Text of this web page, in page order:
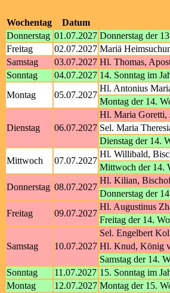
Wochentag
Datum
Donnerstag 01.07.2027 Donnerstag der
Freitag
02.07.2027 Mariä
Samstag
03.07.2027 Hl. Thomas,
Sonntag
04.07.2027 14. Sonntag im
Montag
05.07.2027
Hl. Antonius
Montag der 14.
Dienstag 06.07.2027
Hl. Maria Goretti,
Sel. Maria
Dienstag der 14.
Mittwoch
07.07.2027
Hl. Willibald,
Mittwoch der 14.
Donnerstag 08.07.2027
Hl. Kilian,
Donnerstag der
Freitag
09.07.2027
Hl. Augustinus
Freitag der 14.
Samstag 10.07.2027
Sel. Engelbert
Hl. Knud, König
Samstag der 14.
Sonntag
11.07.2027 15. Sonntag im
Montag
12.07.2027 Montag der 15.